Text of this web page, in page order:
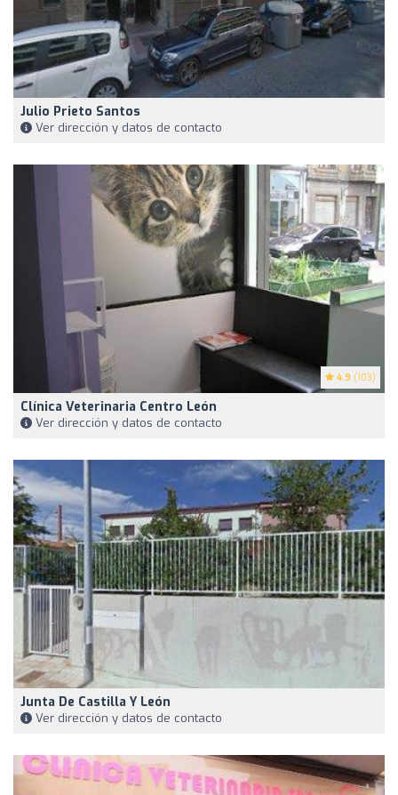
Julio Prieto Santos
Ver dirección y datos de contacto
4.9 (103)
Clínica Veterinaria Centro León
Ver dirección y datos de contacto
Junta De Castilla Y León
Ver dirección y datos de contacto